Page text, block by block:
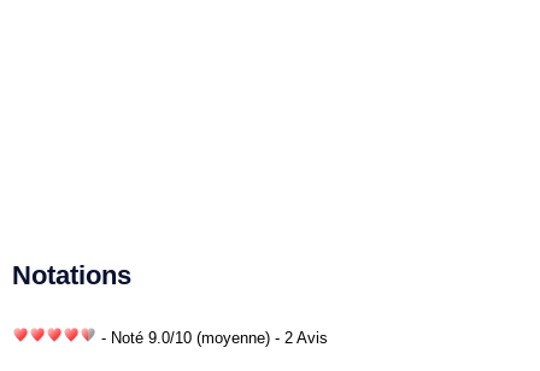
Notations
- Noté 9.0/10 (moyenne) - 2 Avis